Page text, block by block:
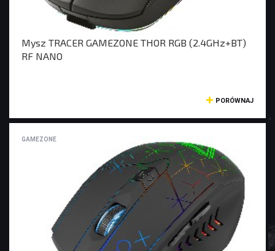
Mysz TRACER GAMEZONE THOR RGB (2.4GHz+BT)
RF NANO
PORÓWNAJ
GAMEZONE